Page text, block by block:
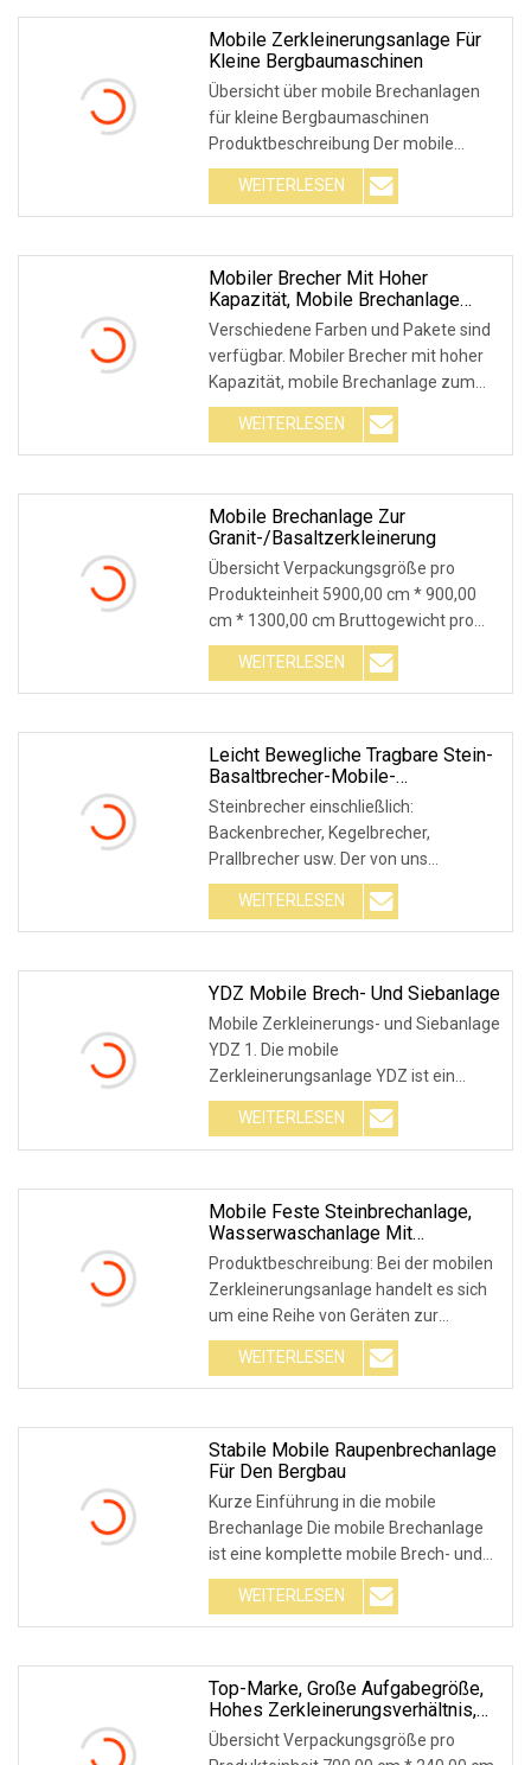
Mobile Zerkleinerungsanlage Für
Kleine Bergbaumaschinen
Übersicht über mobile Brechanlagen
für kleine Bergbaumaschinen
Produktbeschreibung Der mobile
Brecher vom Reifentyp biet
WEITERLESEN
Mobiler Brecher Mit Hoher
Kapazität, Mobile Brechanlage
Zum Verkauf, Preis Für Mobile
Brechanlage
Verschiedene Farben und Pakete sind
verfügbar. Mobiler Brecher mit hoher
Kapazität, mobile Brechanlage zum
Verkauf, Prei
WEITERLESEN
Mobile Brechanlage Zur
Granit-/Basaltzerkleinerung
Übersicht Verpackungsgröße pro
Produkteinheit 5900,00 cm * 900,00
cm * 1300,00 cm Bruttogewicht pro
Produkteinheit 17000
WEITERLESEN
Leicht Bewegliche Tragbare Stein-
Basaltbrecher-Mobile-
Zerkleinerungsmaschinenanlage
Steinbrecher einschließlich:
Backenbrecher, Kegelbrecher,
Prallbrecher usw. Der von uns
angebotene Backenbrecher: PE- un
WEITERLESEN
YDZ Mobile Brech- Und Siebanlage
Mobile Zerkleinerungs- und Siebanlage
YDZ 1. Die mobile
Zerkleinerungsanlage YDZ ist ein
bewegliches Zerkleinerungs- un
WEITERLESEN
Mobile Feste Steinbrechanlage,
Wasserwaschanlage Mit
Vibrationssiebmaschine
Produktbeschreibung: Bei der mobilen
Zerkleinerungsanlage handelt es sich
um eine Reihe von Geräten zur
Zerkleinerung v
WEITERLESEN
Stabile Mobile Raupenbrechanlage
Für Den Bergbau
Kurze Einführung in die mobile
Brechanlage Die mobile Brechanlage
ist eine komplette mobile Brech- und
Siebanlage, die a
WEITERLESEN
Top-Marke, Große Aufgabegröße,
Hohes Zerkleinerungsverhältnis,
Tragbare Betonstein-Mobile
Betonzerkleinerungs- Und
Übersicht Verpackungsgröße pro